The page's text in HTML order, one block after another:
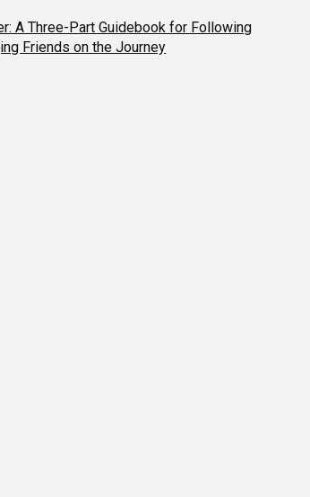
A Three-Part Guidebook for Following
Friends on the Journey